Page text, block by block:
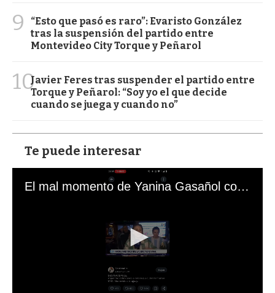
9
“Esto que pasó es raro”: Evaristo González
tras la suspensión del partido entre
Montevideo City Torque y Peñarol
10Javier Feres tras suspender el partido entre
Torque y Peñarol: “Soy yo el que decide
cuando se juega y cuando no”
Te puede interesar
El mal momento de Yanina Gasañol con un hincha argentino en "Subrayado"